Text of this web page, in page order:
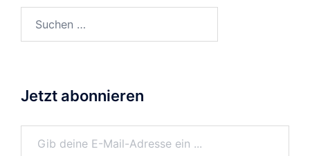
nach:
Jetzt abonnieren
Gib deine E-Mail-Adresse ein ...